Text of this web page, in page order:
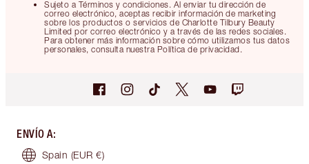
Sujeto a Términos y condiciones. Al enviar tu dirección de
correo electrónico, aceptas recibir información de marketing
sobre los productos o servicios de Charlotte Tilbury Beauty
Limited por correo electrónico y a través de las redes sociales.
Para obtener más información sobre cómo utilizamos tus datos
personales, consulta nuestra Política de privacidad.
ENVÍO A:
Spain (EUR €)